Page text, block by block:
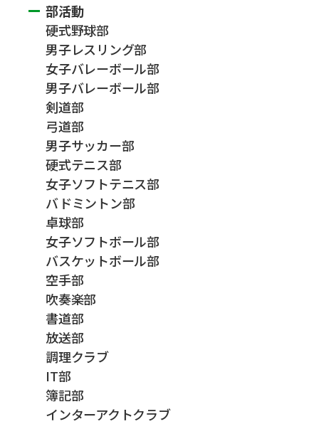
部活動
硬式野球部
男子レスリング部
女子バレーボール部
男子バレーボール部
剣道部
弓道部
男子サッカー部
硬式テニス部
女子ソフトテニス部
バドミントン部
卓球部
女子ソフトボール部
バスケットボール部
空手部
吹奏楽部
書道部
放送部
調理クラブ
IT部
簿記部
インターアクトクラブ